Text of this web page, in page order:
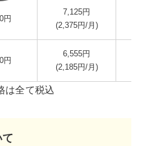
円
7,125円
(2,375円/月)
円
6,555円
(2,185円/月)
は全て税込